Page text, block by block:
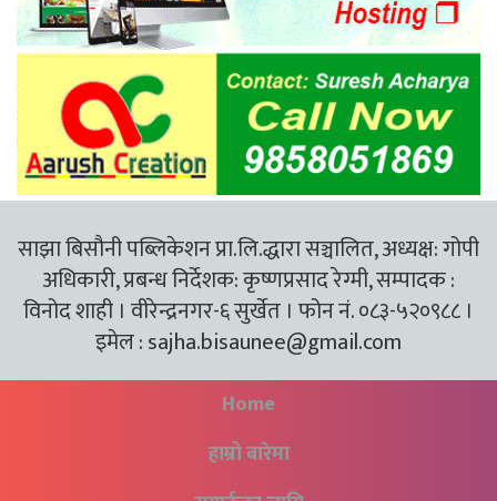
साझा बिसौनी पब्लिकेशन प्रा.लि.द्धारा सञ्चालित, अध्यक्ष: गोपी
अधिकारी, प्रबन्ध निर्देशक: कृष्णप्रसाद रेग्मी, सम्पादक :
विनोद शाही । वीरेन्द्रनगर-६ सुर्खेत । फोन नं. ०८३-५२०९८८ ।
इमेल :sajha.bisaunee@gmail.com
Home
हाम्रो बारेमा